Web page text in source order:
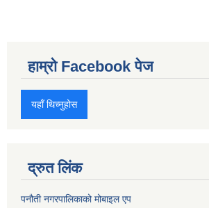
हाम्रो Facebook पेज
यहाँ थिच्नुहोस
द्रुत लिंक
पनौती नगरपालिकाको मोबाइल एप